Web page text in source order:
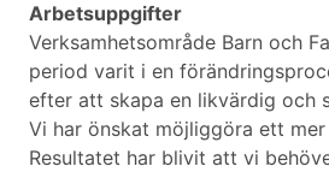
Arbetsuppgifter
Verksamhetsområde Barn och
period varit i en
efter att skapa en likvärdig och
Vi har önskat möjliggöra ett mer
Resultatet har blivit att vi